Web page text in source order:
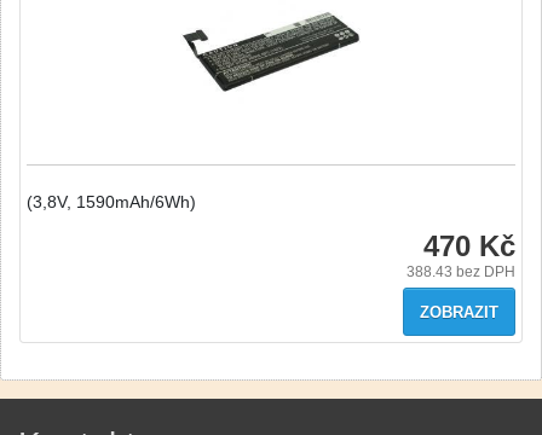
(3,8V, 1590mAh/6Wh)
470 Kč
388.43 bez DPH
ZOBRAZIT